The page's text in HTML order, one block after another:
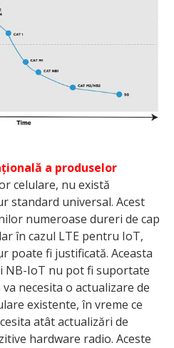
a produselor
celulare, nu există
standard universal. Acest
nume­roase dureri de cap
în cazul LTE pentru IoT,
poate fi justificată. Aceasta
NB-IoT nu pot fi suportate
necesita o actualizare de
existente, în vreme ce
atât actualizări de
hardware radio. Aceste